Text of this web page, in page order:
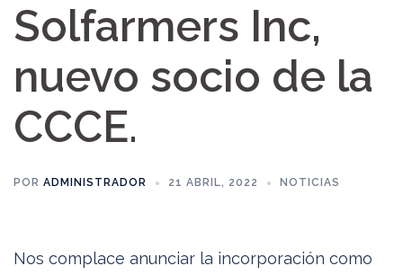
Solfarmers Inc,
nuevo socio de la
CCCE.
POR ADMINISTRADOR 21 ABRIL, 2022 NOTICIAS
Nos complace anunciar la incorporación como